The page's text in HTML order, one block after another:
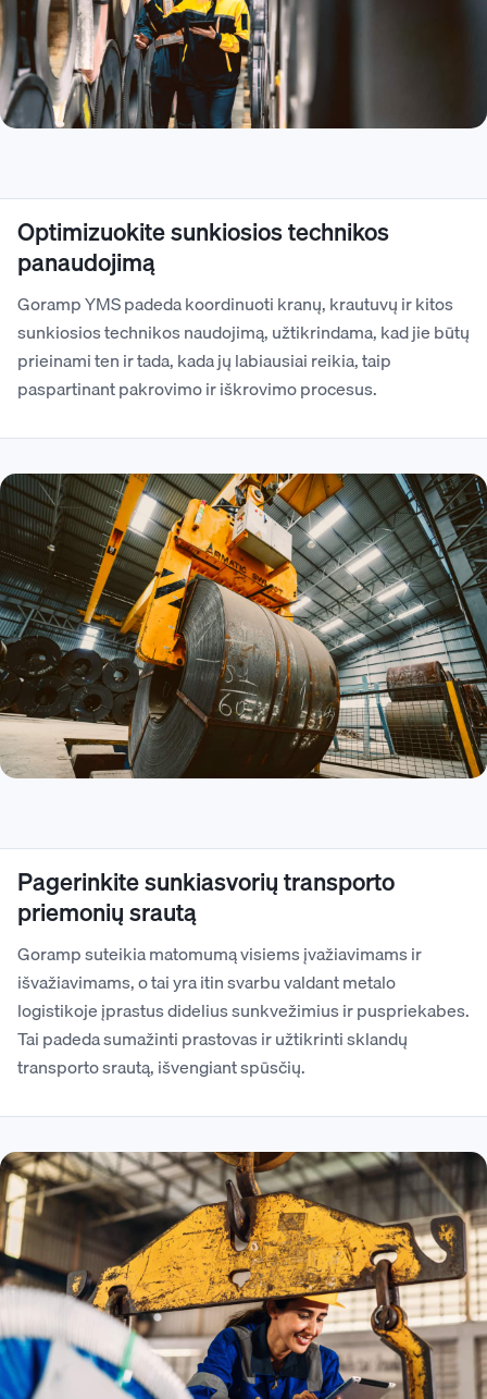
Optimizuokite sunkiosios technikos
panaudojimą
Goramp YMS padeda koordinuoti kranų, krautuvų ir kitos
sunkiosios technikos naudojimą, užtikrindama, kad jie būtų
prieinami ten ir tada, kada jų labiausiai reikia, taip
paspartinant pakrovimo ir iškrovimo procesus.
Pagerinkite sunkiasvorių transporto
priemonių srautą
Goramp suteikia matomumą visiems įvažiavimams ir
išvažiavimams, o tai yra itin svarbu valdant metalo
logistikoje įprastus didelius sunkvežimius ir puspriekabes.
Tai padeda sumažinti prastovas ir užtikrinti sklandų
transporto srautą, išvengiant spūsčių.